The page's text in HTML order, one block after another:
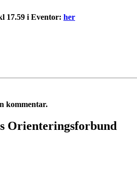
17.59 i Eventor: her
kommentar.
Orienteringsforbund